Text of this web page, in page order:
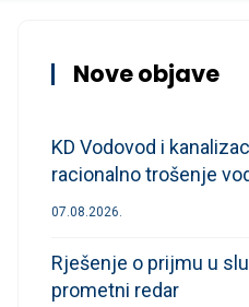
Nove objave
KD Vodovod i
racionalno trošenje
07.08.2026.
Rješenje o prijmu u
prometni redar